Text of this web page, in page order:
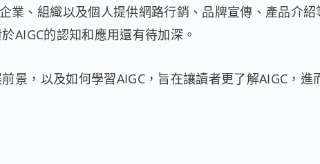
業、組織以及個人提供網路行銷、品牌宣傳、產品介紹
AIGC的認知和應用還有待加深。
景，以及如何學習AIGC，旨在讓讀者更了解AIGC，進